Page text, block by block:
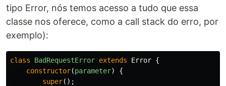
tipo Error, nós temos acesso a tudo que essa
classe nos oferece, como a call stack do erro, por
exemplo):
class BadRequestError extends Error {
constructor(parameter)
{
super();